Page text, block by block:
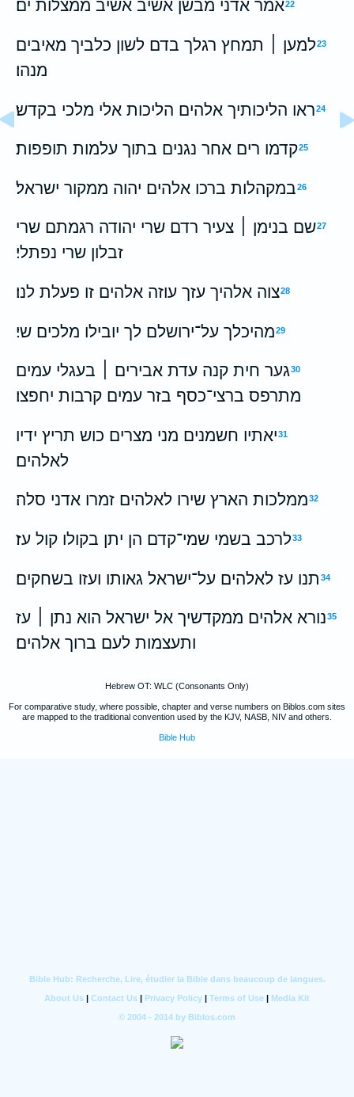
22אמר אדני מבשן אשיב אשיב ממצלות ים׃
23למען ׀ תמחץ רגלך בדם לשון כלביך מאיבים
מנהו׃
24ראו הליכותיך אלהים הליכות אלי מלכי בקדש׃
25קדמו רים אחר נגנים בתוך עלמות תופפות׃
26במקהלות ברכו אלהים יהוה ממקור ישראל׃
27שם בנימן ׀ צעיר רדם שרי יהודה רגמתם שרי
זבלון שרי נפתלי׃
28צוה אלהיך עזך עוזה אלהים זו פעלת לנו׃
29מהיכלך על־ירושלם לך יובילו מלכים שי׃
30גער חית קנה עדת אבירים ׀ בעגלי עמים
מתרפס ברצי־כסף בזר עמים קרבות יחפצו׃
31יאתיו חשמנים מני מצרים כוש תריץ ידיו
לאלהים׃
32ממלכות הארץ שירו לאלהים זמרו אדני סלה׃
33לרכב בשמי שמי־קדם הן יתן בקולו קול עז׃
34 תנו עז לאלהים על־ישראל גאותו ועזו בשחקים׃
35נורא אלהים ממקדשיך אל ישראל הוא נתן ׀ עז
ותעצמות לעם ברוך אלהים׃
Hebrew OT: WLC (Consonants Only)
For comparative study, where possible, chapter and verse numbers on Biblos.com sites
are mapped to the traditional convention used by the KJV, NASB, NIV and others.
Bible Hub